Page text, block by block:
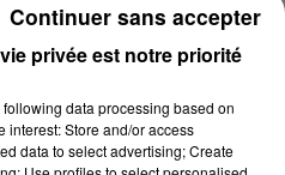
privée est notre priorité
following data processing based on
interest: Store and/or access
data to select advertising; Create
Continuer sans accepter